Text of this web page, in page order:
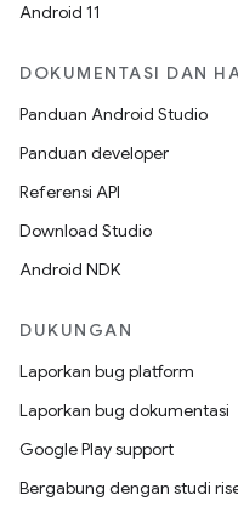
Android 11
DOKUMENTASI DAN
Panduan Android Studio
Panduan developer
Referensi API
Download Studio
Android NDK
DUKUNGAN
Laporkan bug platform
Laporkan bug dokumentasi
Google Play support
Bergabung dengan studi